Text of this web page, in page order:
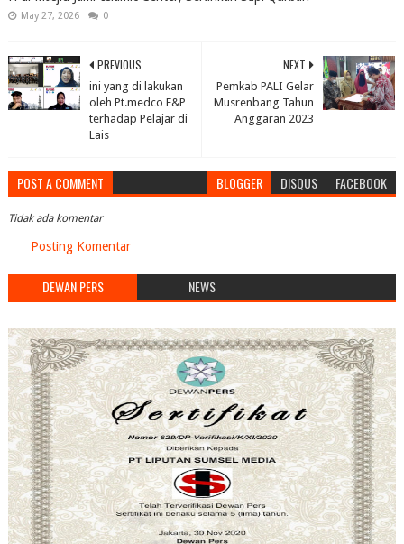
May 27, 2026 0
NEXT
Pemkab PALI Gelar
Musrenbang Tahun
Anggaran 2023
PREVIOUS
ini yang di lakukan
oleh Pt.medco E&P
terhadap Pelajar di
Lais
POST A COMMENT BLOGGER DISQUS FACEBOOK
Tidak ada komentar
Posting Komentar
DEWAN PERS NEWS